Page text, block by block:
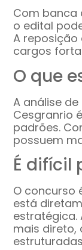
Com banca
o edital
A reposição
cargos
O que
A análise
Cesgranrio
padrões.
possuem
É difícil
O concurso
está
estratégica.
mais direto,